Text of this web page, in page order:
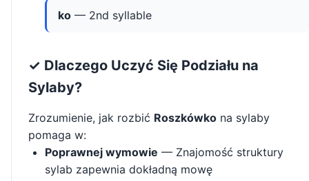
ko — 2nd syllable
✓ Dlaczego Uczyć Się Podziału na
Sylaby?
Zrozumienie, jak rozbić Roszkówko na sylaby
pomaga w:
Poprawnej wymowie — Znajomość struktury
sylab zapewnia dokładną mowę